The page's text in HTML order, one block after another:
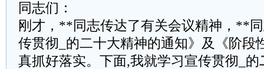
同志们：
刚才，**同志传达了有关会议精神，**
传贯彻_的二十大精神的通知》及《阶段
真抓好落实。下面,我就学习宣传贯彻_的